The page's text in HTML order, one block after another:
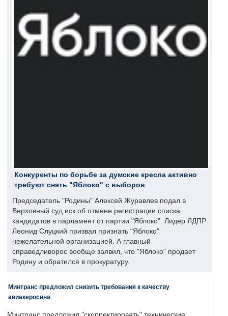
Конкуренты по борьбе за думские кресла активно
требуют снять "Яблоко" с выборов
Председатель "Родины" Алексей Журавлев подал в
Верховный суд иск об отмене регистрации списка
кандидатов в парламент от партии "Яблоко". Лидер ЛДПР
Леонид Слуцкий призвал признать "Яблоко"
нежелательной организацией. А главный
справедливорос вообще заявил, что "Яблоко" продает
Родину и обратился в прокуратуру.
Минтранс предложил снизить требования к качеству
авиакеросина